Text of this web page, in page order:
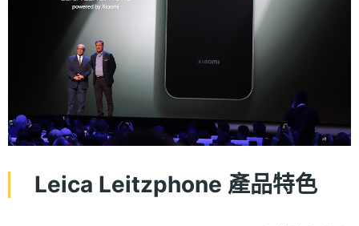
Leica Leitzphone 產品特色